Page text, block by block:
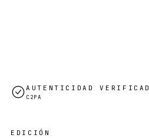
AUTENTICIDAD
C2PA
EDICIÓN